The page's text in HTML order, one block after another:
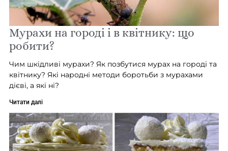
Мурахи на городі і в квітнику: що
робити?
Чим шкідливі мурахи? Як позбутися мурах на городі та
квітнику? Які народні методи боротьби з мурахами
дієві, а які ні?
Читати далі